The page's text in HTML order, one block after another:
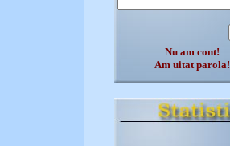
Nu am cont!
Am uitat parola!